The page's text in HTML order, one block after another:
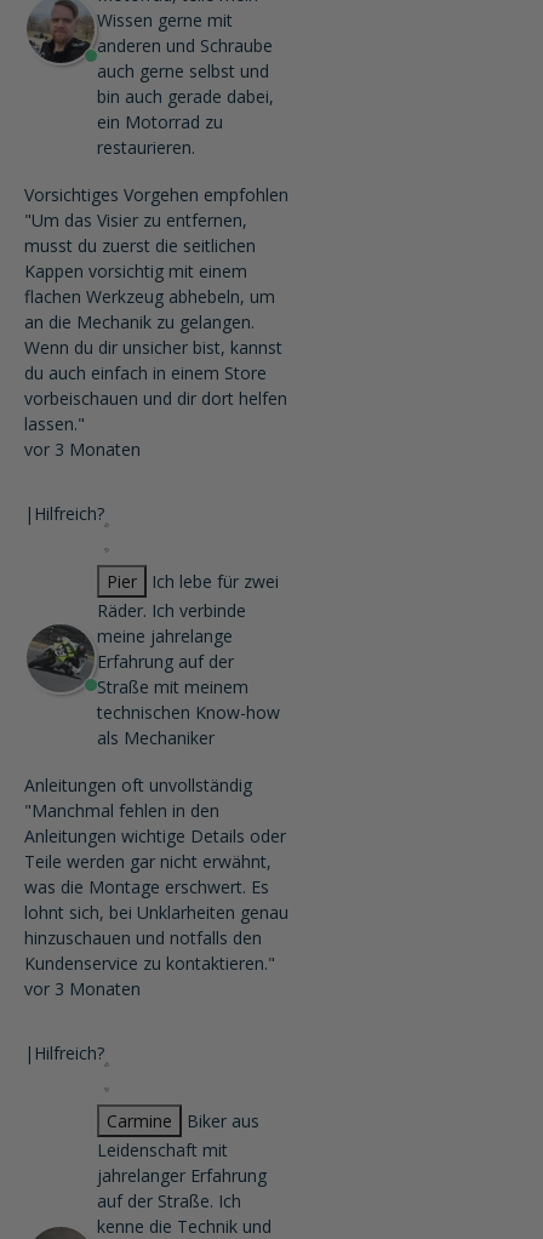
Wissen gerne mit
anderen und Schraube
auch gerne selbst und
bin auch gerade dabei,
ein Motorrad zu
restaurieren.
Vorsichtiges Vorgehen empfohlen
"Um das Visier zu entfernen,
musst du zuerst die seitlichen
Kappen vorsichtig mit einem
flachen Werkzeug abhebeln, um
an die Mechanik zu gelangen.
Wenn du dir unsicher bist, kannst
du auch einfach in einem Store
vorbeischauen und dir dort helfen
lassen."
vor 3 Monaten
| Hilfreich?
Pier
Ich lebe für zwei
Räder. Ich verbinde
meine jahrelange
Erfahrung auf der
Straße mit meinem
technischen Know-how
als Mechaniker
Anleitungen oft unvollständig
"Manchmal fehlen in den
Anleitungen wichtige Details oder
Teile werden gar nicht erwähnt,
was die Montage erschwert. Es
lohnt sich, bei Unklarheiten genau
hinzuschauen und notfalls den
Kundenservice zu kontaktieren."
vor 3 Monaten
| Hilfreich?
Carmine
Biker aus
Leidenschaft mit
jahrelanger Erfahrung
auf der Straße. Ich
kenne die Technik und